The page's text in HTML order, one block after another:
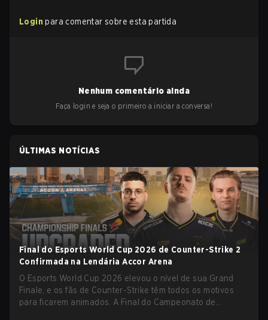
Login para comentar sobre esta partida
Nenhum comentário ainda
Faça login e seja o primeiro a iniciar a conversa!
ÚLTIMAS NOTÍCIAS
Final do Esports World Cup 2026 de Counter-Strike 2
Confirmada na Lendária Accor Arena
O Esports World Cup 2026 elevou o nível de sua Grand
Finale, e os fãs de Counter-Strike têm todos os motivos
para ficarem animados. A Final do Campeonato de